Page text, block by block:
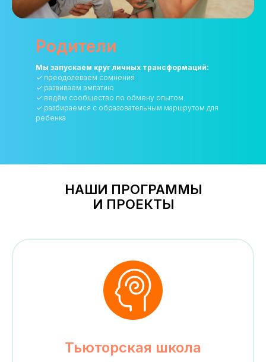
Родители
Мы запускаем круг личных трансформаций:
✓ преодолеваем сомнения
✓ развиваем эмпатию
✓ ведём сообщество по обмену опытом
✓ разбираемся с образовательным маршрутом для
ребенка
НАШИ ПРОГРАММЫ
И ПРОЕКТЫ
Тьюторская школа